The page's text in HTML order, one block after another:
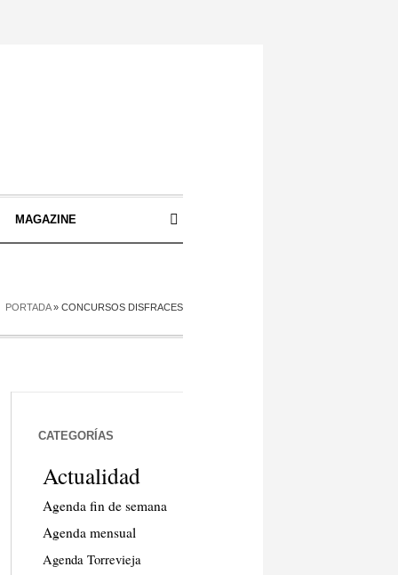
MAGAZINE
PORTADA» CONCURSOS DISFRACES
CATEGORÍAS
Actualidad
Agenda fin de semana
Agenda mensual
Agenda Torrevieja